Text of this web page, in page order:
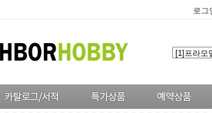
로그